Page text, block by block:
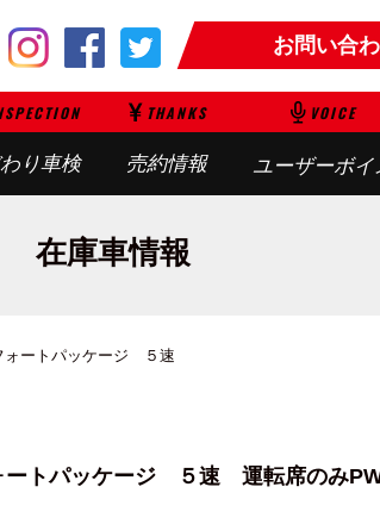
お問い合
り車検
THANKS
売約情報
VOICE
ユーザーボイ
在庫車情報
ォートパッケージ ５速
ートパッケージ ５速 運転席のみ